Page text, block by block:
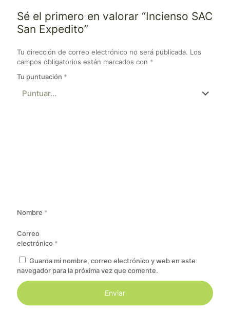
Sé el primero en valorar “Incienso SAC
San Expedito”
Tu dirección de correo electrónico no será publicada. Los
campos obligatorios están marcados con *
Tu puntuación *
Nombre *
Correo
electrónico *
Guarda mi nombre, correo electrónico y web en este
navegador para la próxima vez que comente.